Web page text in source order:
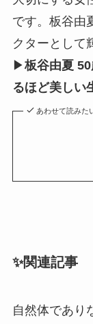
です。板谷由
クターとして
▶板谷由夏
るほど美しい
あわせて読みた
✨関連記事
自然体であり